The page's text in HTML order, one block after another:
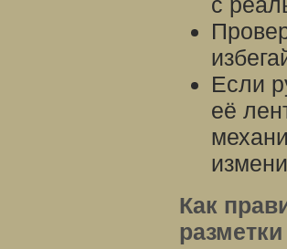
Если
её
Как
разметки